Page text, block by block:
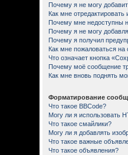
Почему я не могу
Как мне отредактировать
Почему мне недоступны
Почему я не могу
Почему я получил
Как мне пожаловаться
Что означает кнопка
Почему моё сообщение
Как мне вновь поднять
Форматирование
Что такое BBCode?
Могу ли я использовать
Что такое смайлики?
Могу ли я добавлять
Что такое важные
Что такое объявления?